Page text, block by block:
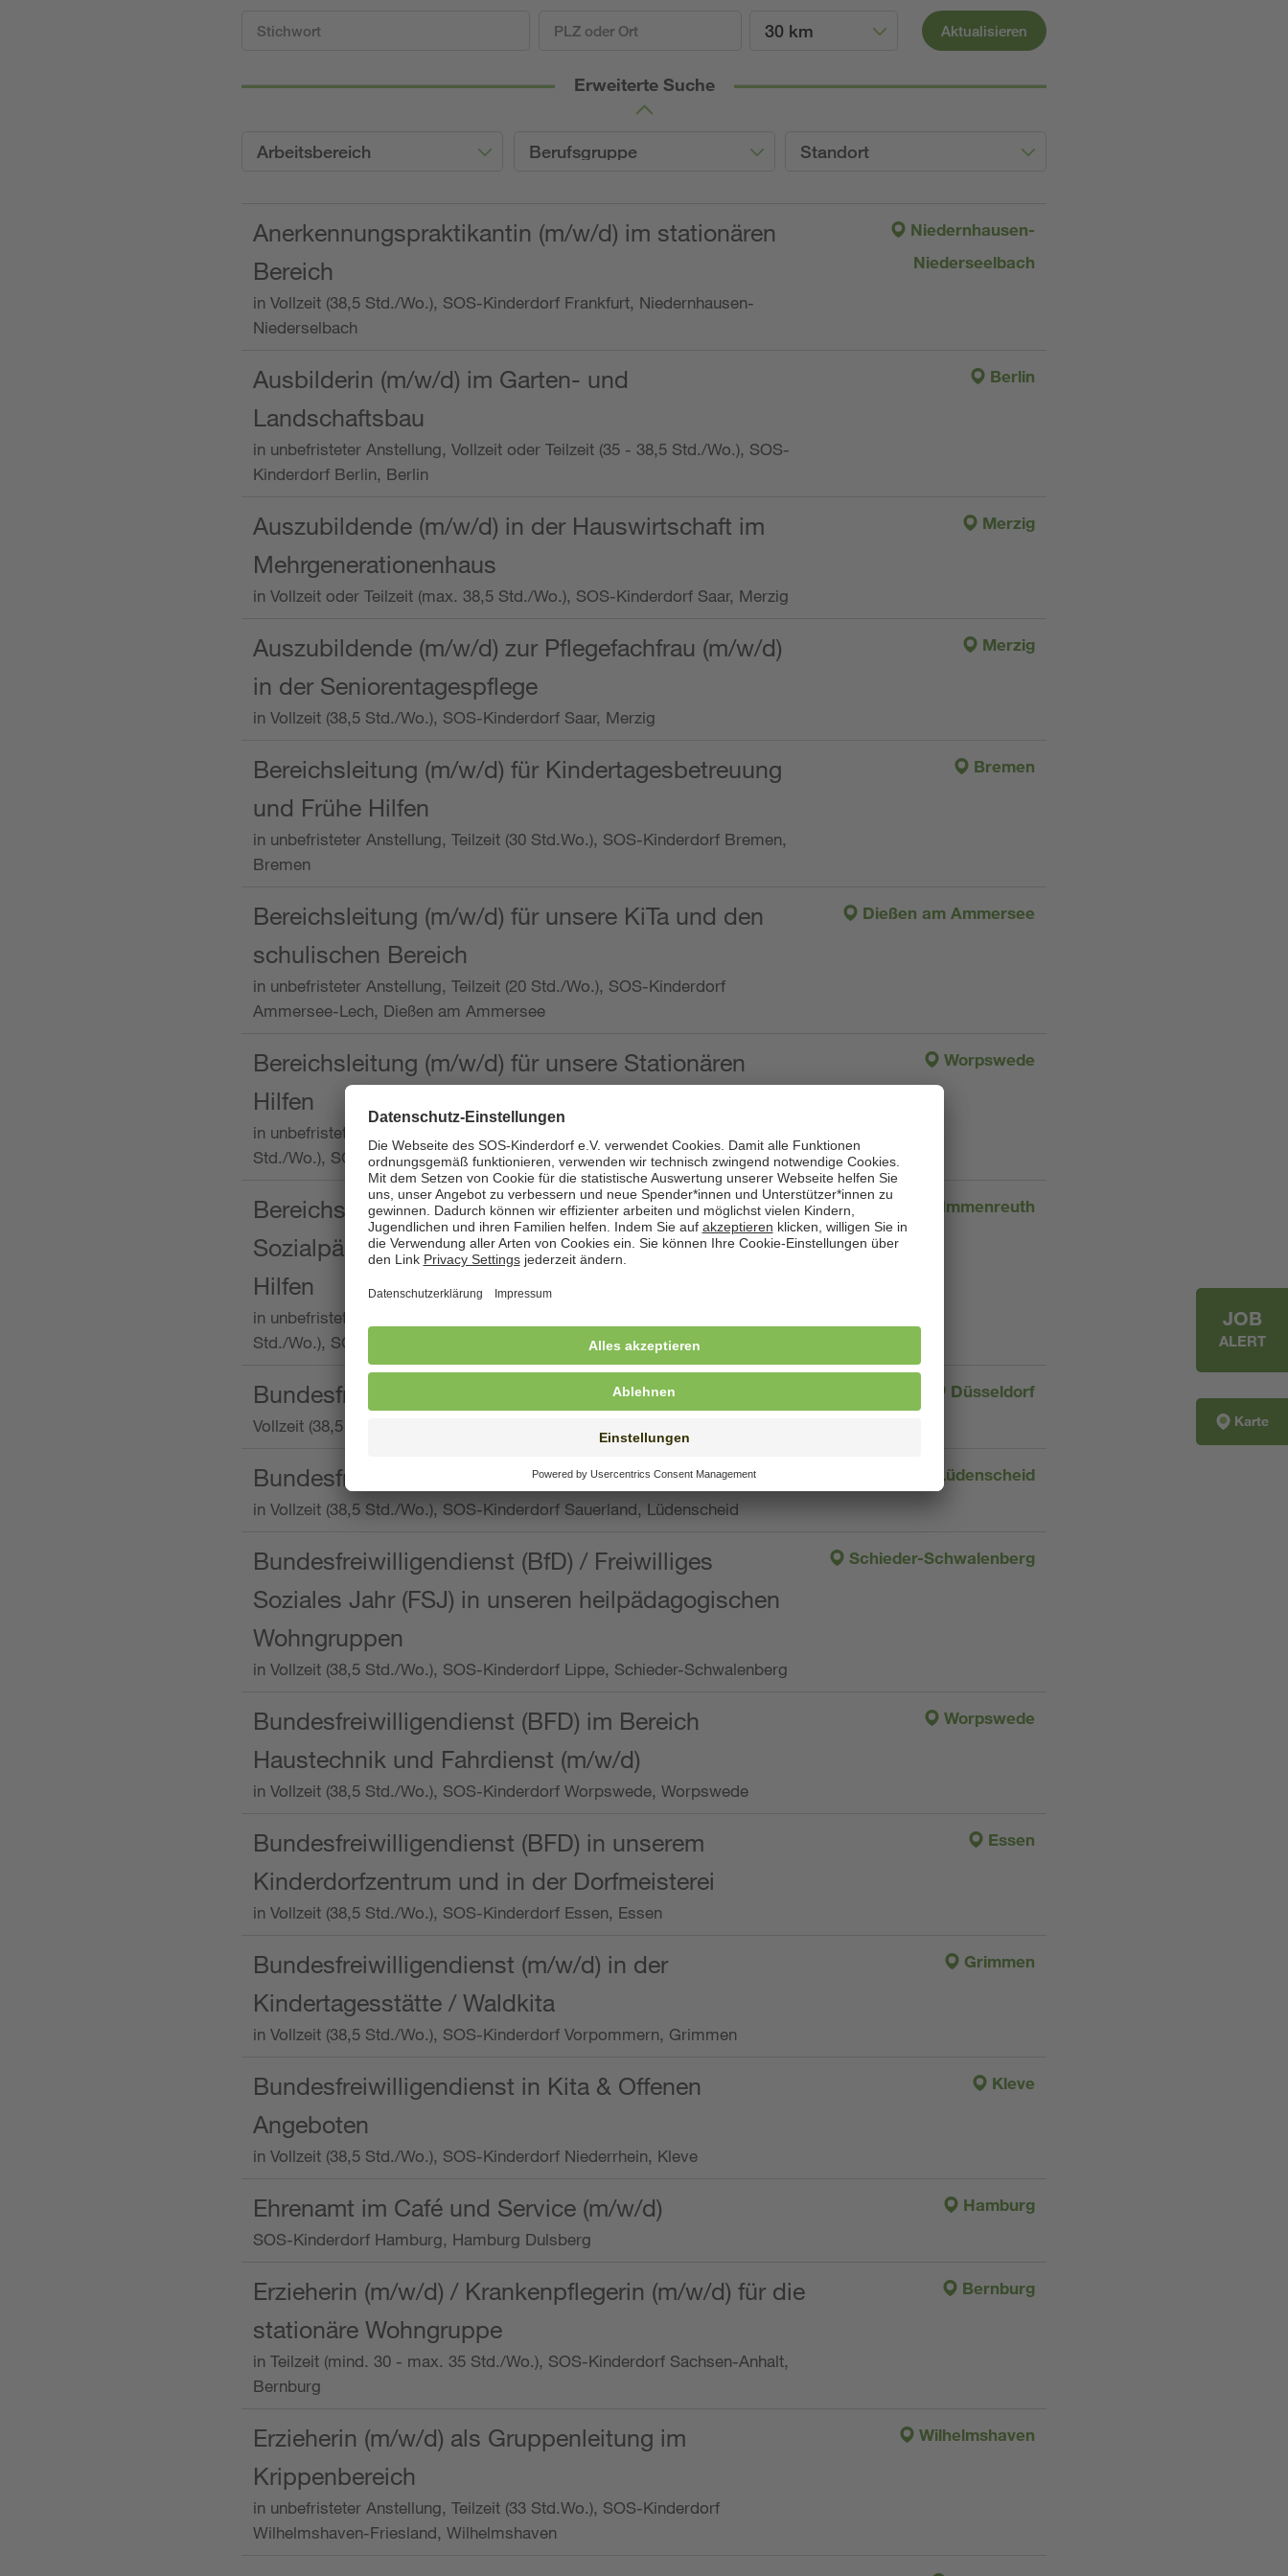
30 km Aktualisieren
Erweiterte Suche
Arbeitsbereich Berufsgruppe Standort
Anerkennungspraktikantin (m/w/d) im stationären
Bereich
in Vollzeit (38,5 Std./Wo.), SOS-Kinderdorf Frankfurt, Niedernhausen-
Niederselbach
Niedernhausen-
Niederseelbach
Ausbilderin (m/w/d) im Garten- und
Landschaftsbau
in unbefristeter Anstellung, Vollzeit oder Teilzeit (35 - 38,5 Std./Wo.), SOS-
Kinderdorf Berlin, Berlin
Berlin
Auszubildende (m/w/d) in der Hauswirtschaft im
Mehrgenerationenhaus
in Vollzeit oder Teilzeit (max. 38,5 Std./Wo.), SOS-Kinderdorf Saar, Merzig
Merzig
Auszubildende (m/w/d) zur Pflegefachfrau (m/w/d)
in der Seniorentagespflege
in Vollzeit (38,5 Std./Wo.), SOS-Kinderdorf Saar, Merzig
Merzig
Bereichsleitung (m/w/d) für Kindertagesbetreuung
und Frühe Hilfen
in unbefristeter Anstellung, Teilzeit (30 Std.Wo.), SOS-Kinderdorf Bremen,
Bremen
Bremen
Bereichsleitung (m/w/d) für unsere KiTa und den
schulischen Bereich
in unbefristeter Anstellung, Teilzeit (20 Std./Wo.), SOS-Kinderdorf
Ammersee-Lech, Dießen am Ammersee
Dießen am Ammersee
Bereichsleitung (m/w/d) für unsere Stationären
Hilfen
in unbefristeter Anstellung, Vollzeit oder Teilzeit (mind. 30 - max. 38,5
Std./Wo.), SOS-Kinderdorf Worpswede,
Worpswede
Bereichsleitung mit der Qualifikation als
Sozialpädagogin (m/w/d) und die Ambulanten
Hilfen
in unbefristeter Anstellung, Vollzeit oder Teilzeit (min. 34 bis max. 38,5
Std./Wo.), SOS-Kinderdorf Oberpfalz, Immenreuth
Immenreuth
Bundesfreiwilligendienst
Vollzeit (38,5 Stunden pro Woche), SOS-Kinderdorf Düsseldorf
Düsseldorf
Bundesfreiwilligendienst
in Vollzeit (38,5 Std./Wo.), SOS-Kinderdorf Sauerland, Lüdenscheid
Lüdenscheid
Bundesfreiwilligendienst (BfD) / Freiwilliges
Soziales Jahr (FSJ) in unseren heilpädagogischen
Wohngruppen
in Vollzeit (38,5 Std./Wo.), SOS-Kinderdorf Lippe, Schieder-Schwalenberg
Schieder-Schwalenberg
Bundesfreiwilligendienst (BFD) im Bereich
Haustechnik und Fahrdienst (m/w/d)
in Vollzeit (38,5 Std./Wo.), SOS-Kinderdorf Worpswede, Worpswede
Worpswede
Bundesfreiwilligendienst (BFD) in unserem
Kinderdorfzentrum und in der Dorfmeisterei
in Vollzeit (38,5 Std./Wo.), SOS-Kinderdorf Essen, Essen
Essen
Bundesfreiwilligendienst (m/w/d) in der
Kindertagesstätte / Waldkita
in Vollzeit (38,5 Std./Wo.), SOS-Kinderdorf Vorpommern, Grimmen
Grimmen
Bundesfreiwilligendienst in Kita & Offenen
Angeboten
in Vollzeit (38,5 Std./Wo.), SOS-Kinderdorf Niederrhein, Kleve
Kleve
Ehrenamt im Café und Service (m/w/d)
SOS-Kinderdorf Hamburg, Hamburg Dulsberg
Hamburg
Erzieherin (m/w/d) / Krankenpflegerin (m/w/d) für die
stationäre Wohngruppe
in Teilzeit (mind. 30 - max. 35 Std./Wo.), SOS-Kinderdorf Sachsen-Anhalt,
Bernburg
Bernburg
Erzieherin (m/w/d) als Gruppenleitung im
Krippenbereich
in unbefristeter Anstellung, Teilzeit (33 Std.Wo.), SOS-Kinderdorf
Wilhelmshaven-Friesland, Wilhelmshaven
Wilhelmshaven
JOB
ALERT
Karte